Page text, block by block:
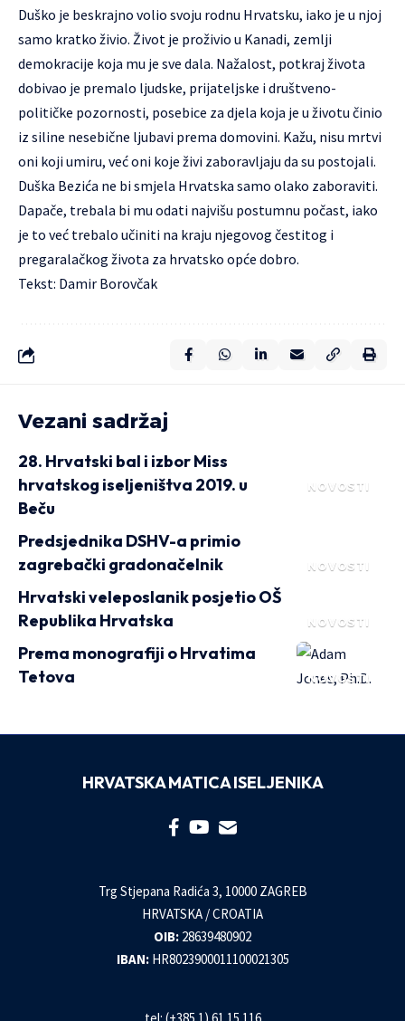
Duško je beskrajno volio svoju rodnu Hrvatsku, iako je u njoj
samo kratko živio. Život je proživio u Kanadi, zemlji
demokracije koja mu je sve dala. Nažalost, potkraj života
dobivao je premalo ljudske, prijateljske i društveno-
političke pozornosti, posebice za djela koja je u životu činio
iz siline nesebične ljubavi prema domovini. Kažu, nisu mrtvi
oni koji umiru, već oni koje živi zaboravljaju da su postojali.
Duška Bezića ne bi smjela Hrvatska samo olako zaboraviti.
Dapače, trebala bi mu odati najvišu postumnu počast, iako
je to već trebalo učiniti na kraju njegovog čestitog i
pregaralačkog života za hrvatsko opće dobro.
Tekst: Damir Borovčak
Vezani sadržaj
NOVOSTI
28. Hrvatski bal i izbor Miss
hrvatskog iseljeništva 2019. u
Beču
NOVOSTI
Predsjednika DSHV-a primio
zagrebački gradonačelnik
NOVOSTI
Hrvatski veleposlanik posjetio OŠ
Republika Hrvatska
NOVOSTI
Prema monografiji o Hrvatima
Tetova
HRVATSKA MATICA ISELJENIKA
Trg Stjepana Radića 3, 10000 ZAGREB
HRVATSKA / CROATIA
OIB: 28639480902
IBAN: HR8023900011100021305
tel: (+385 1) 61 15 116